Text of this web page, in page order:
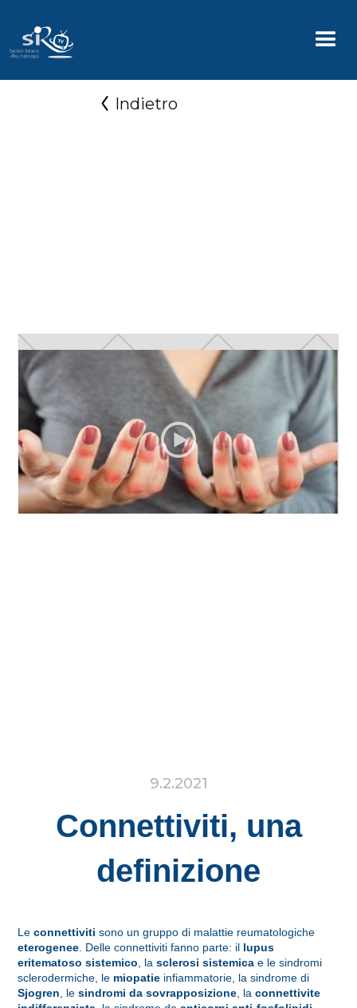
Indietro
9.2.2021
Connettiviti, una
definizione
Leconnettiviti sono un gruppo di malattie reumatologiche
eterogenee . Delle connettiviti fanno parte: il lupus
eritematoso sistemico , lasclerosi sistemica e le sindromi
sclerodermiche, le miopatie infiammatorie, la sindrome di
Sjogren , lesindromi da sovrapposizione , la connettivite